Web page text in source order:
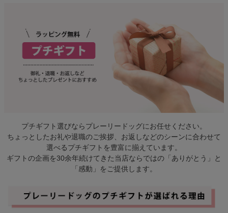
プチギフト選びならプレーリードッグにお任せください。
ちょっとしたお礼や退職のご挨拶、お返しなどのシーンに合わせて
選べるプチギフトを豊富に揃えています。
ギフトの企画を30余年続けてきた当店ならではの「ありがとう」と
「感動」をご提供します。